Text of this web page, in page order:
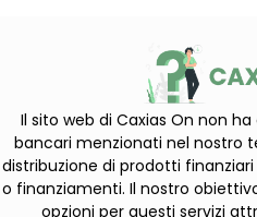
Il sito web di Caxias On non
bancari menzionati nel nostro
distribuzione di prodotti
o finanziamenti. Il nostro
opzioni per questi servizi